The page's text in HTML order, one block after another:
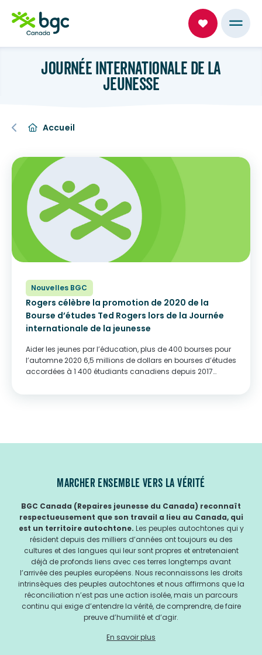
JOURNÉE INTERNATIONALE DE LA
JEUNESSE
Accueil
Nouvelles BGC
Rogers célèbre la promotion de 2020 de la
Bourse d’études Ted Rogers lors de la Journée
internationale de la jeunesse
Aider les jeunes par l’éducation, plus de 400 bourses pour
l’automne 2020 6,5 millions de dollars en bourses d’études
accordées à 1 400 étudiants canadiens depuis 2017
MARCHER ENSEMBLE VERS LA VÉRITÉ
BGC Canada (Repaires jeunesse du Canada) reconnaît
respectueusement que son travail a lieu au Canada, qui
est un territoire autochtone. Les peuples autochtones qui y
résident depuis des milliers d’années ont toujours eu des
cultures et des langues qui leur sont propres et entretenaient
déjà de profonds liens avec ces terres longtemps avant
l’arrivée des peuples européens. Nous reconnaissons les droits
intrinsèques des peuples autochtones et nous affirmons que la
réconciliation n’est pas une action isolée, mais un parcours
continu qui exige d’entendre la vérité, de comprendre, de faire
preuve d’humilité et d’agir.
En savoir plus